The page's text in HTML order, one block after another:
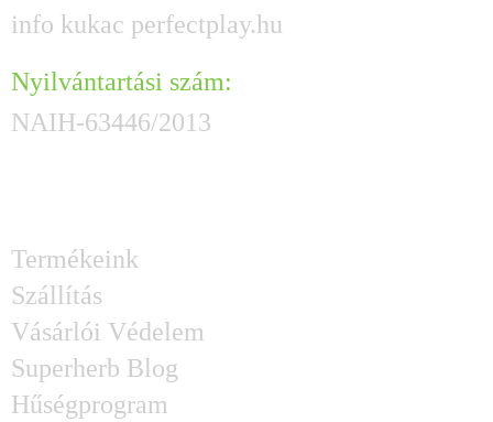
info kukac perfectplay.hu
Nyilvántartási szám:
NAIH-63446/2013
Termékeink
Szállítás
Vásárlói Védelem
Superherb Blog
Hűségprogram